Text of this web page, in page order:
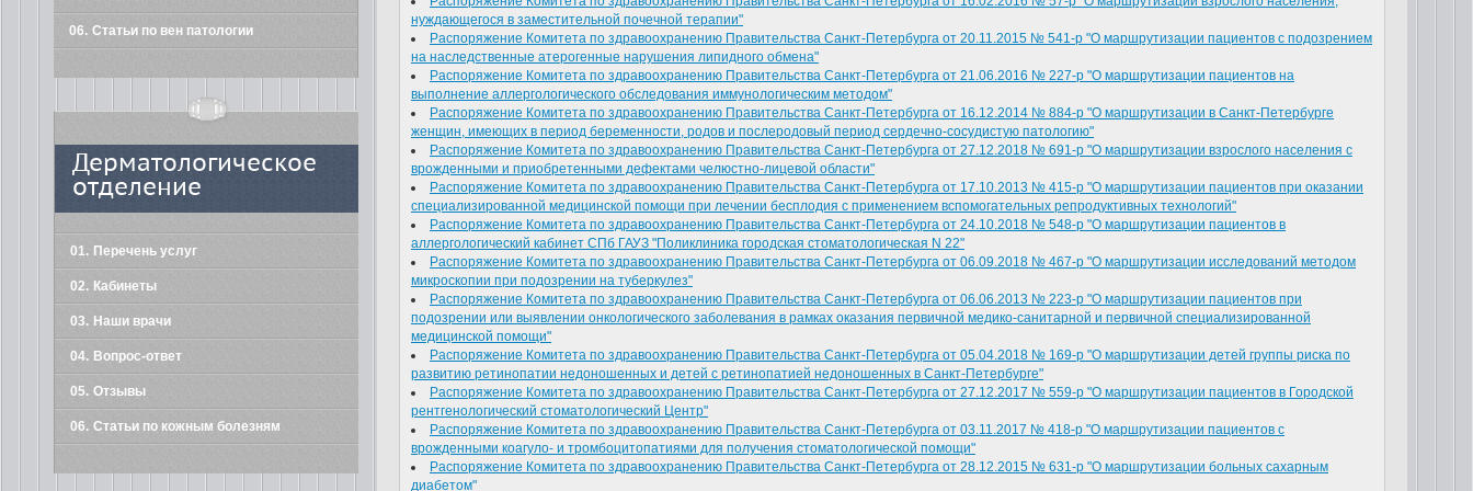
нуждающегося в заместительной почечной терапии"
Распоряжение Комитета по здравоохранению Правительства Санкт-Петербурга от 20.11.2015 № 541-р "О маршрутизации пациентов с подозрением
на наследственные атерогенные нарушения липидного обмена"
Распоряжение Комитета по здравоохранению Правительства Санкт-Петербурга от 21.06.2016 № 227-р "О маршрутизации пациентов на
выполнение аллергологического обследования иммунологическим методом"
Распоряжение Комитета по здравоохранению Правительства Санкт-Петербурга от 16.12.2014 № 884-р "О маршрутизации в Санкт-Петербурге
женщин, имеющих в период беременности, родов и послеродовый период сердечно-сосудистую патологию"
Распоряжение Комитета по здравоохранению Правительства Санкт-Петербурга от 27.12.2018 № 691-р "О маршрутизации взрослого населения с
врожденными и приобретенными дефектами челюстно-лицевой области"
Распоряжение Комитета по здравоохранению Правительства Санкт-Петербурга от 17.10.2013 № 415-р "О маршрутизации пациентов при оказании
специализированной медицинской помощи при лечении бесплодия с применением вспомогательных репродуктивных технологий"
Распоряжение Комитета по здравоохранению Правительства Санкт-Петербурга от 24.10.2018 № 548-р "О маршрутизации пациентов в
аллергологический кабинет СПб ГАУЗ "Поликлиника городская стоматологическая N 22"
Распоряжение Комитета по здравоохранению Правительства Санкт-Петербурга от 06.09.2018 № 467-р "О маршрутизации исследований методом
микроскопии при подозрении на туберкулез"
Распоряжение Комитета по здравоохранению Правительства Санкт-Петербурга от 06.06.2013 № 223-р "О маршрутизации пациентов при
подозрении или выявлении онкологического заболевания в рамках оказания первичной медико-санитарной и первичной специализированной
медицинской помощи"
Распоряжение Комитета по здравоохранению Правительства Санкт-Петербурга от 05.04.2018 № 169-р "О маршрутизации детей группы риска по
развитию ретинопатии недоношенных и детей с ретинопатией недоношенных в Санкт-Петербурге"
Распоряжение Комитета по здравоохранению Правительства Санкт-Петербурга от 27.12.2017 № 559-р "О маршрутизации пациентов в Городской
рентгенологический стоматологический Центр"
Распоряжение Комитета по здравоохранению Правительства Санкт-Петербурга от 03.11.2017 № 418-р "О маршрутизации пациентов с
врожденными коагуло- и тромбоцитопатиями для получения стоматологической помощи"
Распоряжение Комитета по здравоохранению Правительства Санкт-Петербурга от 28.12.2015 № 631-р "О маршрутизации больных сахарным
диабетом"
06 Статьи по вен патологии
Дерматологическое
отделение
01 Перечень услуг
02 Кабинеты
03 Наши врачи
04 Вопрос-ответ
05 Отзывы
06 Статьи по кожным болезням